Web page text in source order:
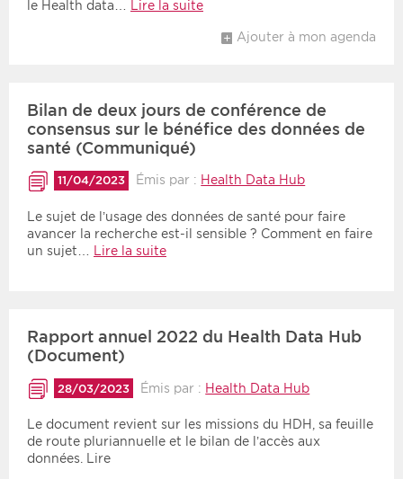
le Health data… Lire la suite
Ajouter à mon agenda
Bilan de deux jours de conférence de
consensus sur le bénéfice des données de
santé (Communiqué)
11/04/2023 Émis par : Health Data Hub
Le sujet de l’usage des données de santé pour faire
avancer la recherche est-il sensible ? Comment en faire
un sujet…
Lire la suite
Rapport annuel 2022 du Health Data Hub
(Document)
28/03/2023 Émis par : Health Data Hub
Le document revient sur les missions du HDH, sa feuille
de route pluriannuelle et le bilan de l’accès aux
données. Lire